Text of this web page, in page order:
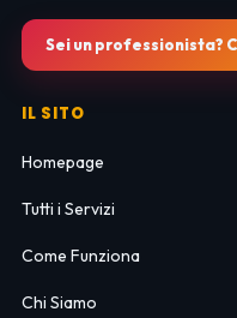
Sei un professionista?
IL SITO
Homepage
Tutti i Servizi
Come Funziona
Chi Siamo